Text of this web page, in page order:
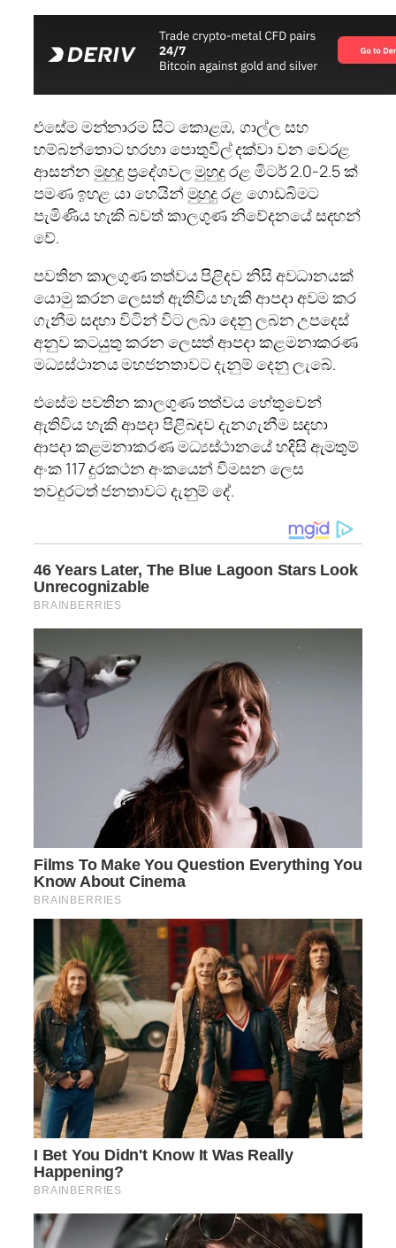
එසේම මන්නාරම සිට කොළඹ, ගාල්ල සහ
හම්බන්තොට හරහා පොතුවිල් දක්වා වන වෙරළ
ආසන්න මුහුදු ප්‍රදේශවල මුහුදු රළ මිටර් 2.0-2.5 ක්
පමණ ඉහළ යා හෙයින් මුහුදු රළ ගොඩබිමට
පැමිණිය හැකි බවත් කාලගුණ නිවේදනයේ සදහන්
වේ.
පවතින කාලගුණ තත්වය පිළිදව නිසි අවධානයක්
යොමු කරන ලෙසත් ඇතිවිය හැකි ආපදා අවම කර
ගැනීම සදහා විටින් විට ලබා දෙනු ලබන උපදෙස්
අනුව කටයුතු කරන ලෙසත් ආපදා කළමනාකරණ
මධ්‍යස්ථානය මහජනතාවට දැනුම් දෙනු ලැබේ.
එසේම පවතින කාලගුණ තත්වය හේතුවෙන්
ඇතිවිය හැකි ආපදා පිළිබදව දැනගැනීම සදහා
ආපදා කළමනාකරණ මධ්‍යස්ථානයේ හදිසි ඇමතුම්
අංක 117 දුරකථන අංකයෙන් විමසන ලෙස
තවදුරටත් ජනතාවට දැනුම් දේ.